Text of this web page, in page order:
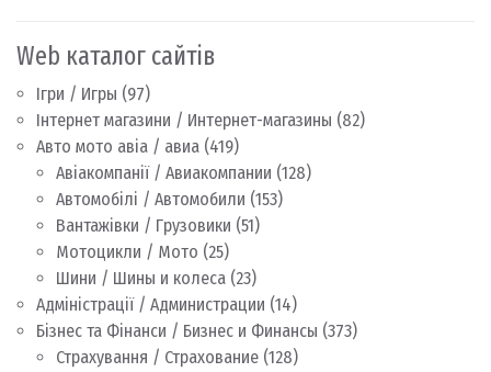
Web каталог сайтів
Ігри / Игры (97)
Інтернет магазини / Интернет-магазины (82)
Авто мото авіа / авиа (419)
Авіакомпанії / Авиакомпании (128)
Автомобілі / Автомобили (153)
Вантажівки / Грузовики (51)
Мотоцикли / Мото (25)
Шини / Шины и колеса (23)
Адміністрації / Администрации (14)
Бізнес та Фінанси / Бизнес и Финансы (373)
Страхування / Страхование (128)